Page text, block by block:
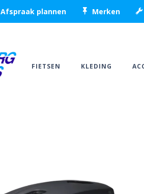
Afspraak plannen Merken
FIETSEN KLEDING